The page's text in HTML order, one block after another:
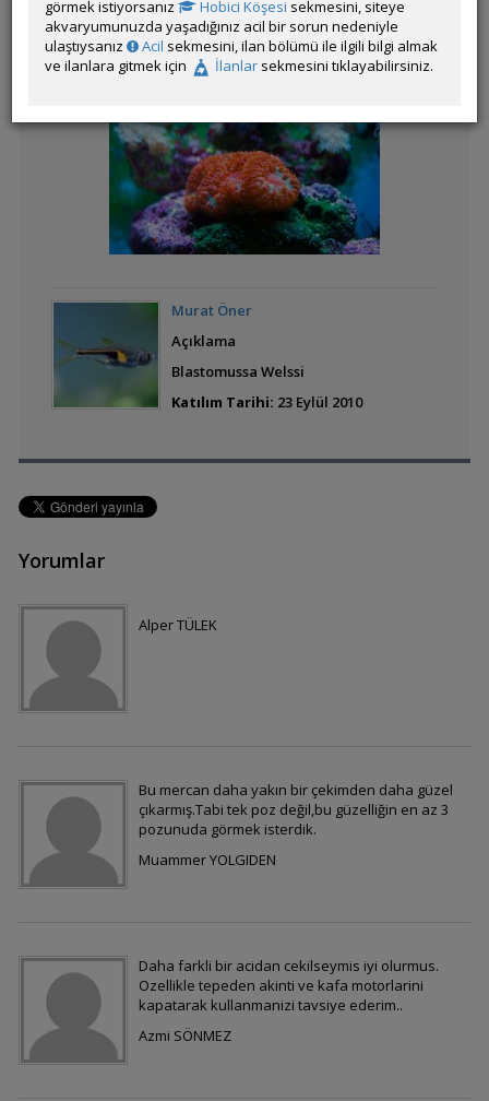
Percula False
Pink Nudibranch
Pachyclavularia
Species (green star
polip)
ÇILGIN SOHALİM . . .
Tekelerim .
Murat Öner
Açıklama
Blastomussa Welssi
Katılım Tarihi: 23 Eylül 2010
Yorumlar
Alper TÜLEK
Bu mercan daha yakın bir çekimden daha güzel
çıkarmış.Tabi tek poz değil,bu güzelliğin en az 3
pozunuda görmek isterdik.
Muammer YOLGIDEN
Daha farkli bir acidan cekilseymis iyi olurmus.
Ozellikle tepeden akinti ve kafa motorlarini
kapatarak kullanmanizi tavsiye ederim..
Azmi SÖNMEZ
görmek istiyorsanız
Hobici Köşesi sekmesini, siteye
akvaryumunuzda yaşadığınız acil bir sorun nedeniyle
ulaştıysanız
Acil sekmesini, ilan bölümü ile ilgili bilgi almak
ve ilanlara gitmek için
İlanlar sekmesini tıklayabilirsiniz.